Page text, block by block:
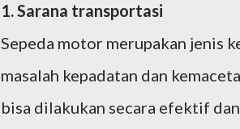
1. Sarana transportasi
Sepeda motor merupakan jenis
masalah kepadatan dan
bisa dilakukan secara efektif